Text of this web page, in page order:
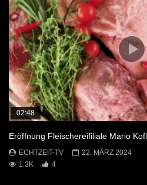
02:48
Eröffnung Fleischereifiliale Mario
ECHTZEIT-TV
22. MÄRZ 2024
1.3K
4